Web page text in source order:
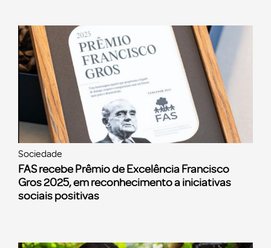
Sociedade
FAS recebe Prêmio de Excelência Francisco
Gros 2025, em reconhecimento a iniciativas
sociais positivas